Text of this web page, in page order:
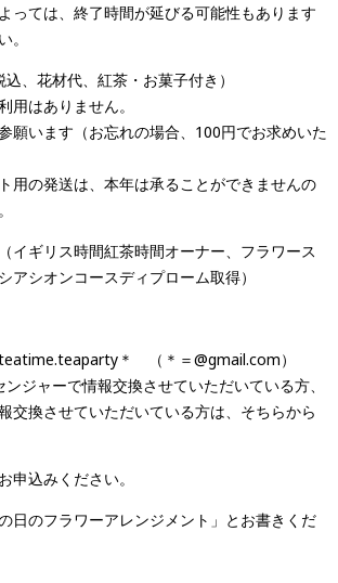
っては、終了時間が延びる可能性もあります
。
、花材代、紅茶・お菓子付き）
用はありません。
願います（お忘れの場合、100円でお求めいた
用の発送は、本年は承ることができませんの
ギリス時間紅茶時間オーナー、フラワース
アシオンコースディプローム取得）
＊ （＊＝@gmail.com）
ジャーで情報交換させていただいている方、
交換させていただいている方は、そちらから
申込みください。
日のフラワーアレンジメント」とお書きくだ